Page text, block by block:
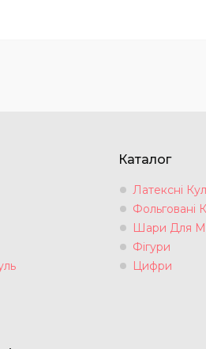
Каталог
Латексні
Фольговані
Шари Для
Фігури
Цифри